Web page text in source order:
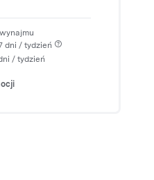
dni / tydzień
/ tydzień